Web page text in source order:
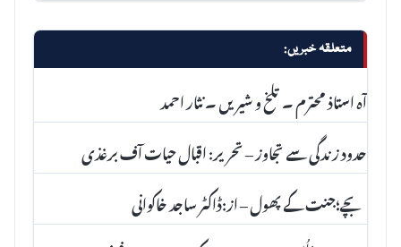
متعلقہ خبریں:
آہ استاذ محترم ۔ تلخ و شیریں ۔ نثار احمد
حدود زندگی سے تجاوز – تحریر: اقبال حیات آف برغذی
بچے؛جنت کے پھول – از:ڈاکٹر ساجد خاکوانی